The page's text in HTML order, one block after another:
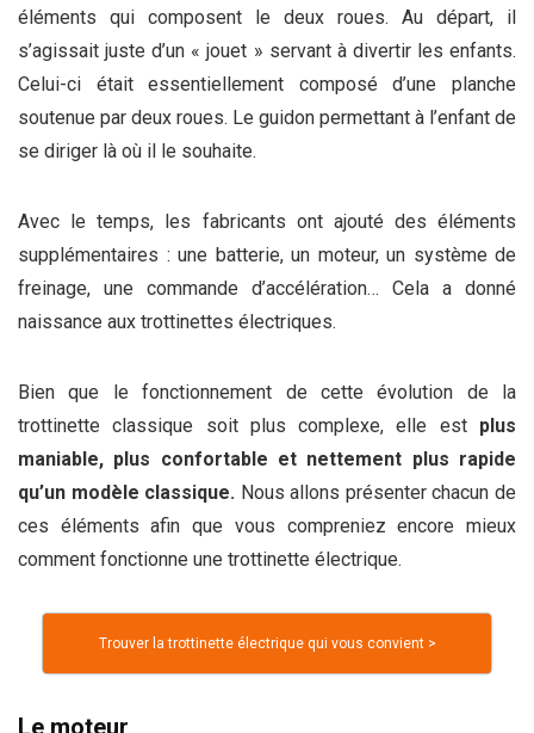
éléments qui composent le deux roues. Au départ, il
s’agissait juste d’un « jouet » servant à divertir les enfants.
Celui-ci était essentiellement composé d’une planche
soutenue par deux roues. Le guidon permettant à l’enfant de
se diriger là où il le souhaite.
Avec le temps, les fabricants ont ajouté des éléments
supplémentaires : une batterie, un moteur, un système de
freinage, une commande d’accélération… Cela a donné
naissance aux trottinettes électriques.
Bien que le fonctionnement de cette évolution de la
trottinette classique soit plus complexe, elle est plus
maniable, plus confortable et nettement plus rapide
qu’un modèle classique. Nous allons présenter chacun de
ces éléments afin que vous compreniez encore mieux
comment fonctionne une trottinette électrique.
Trouver la trottinette électrique qui vous convient >